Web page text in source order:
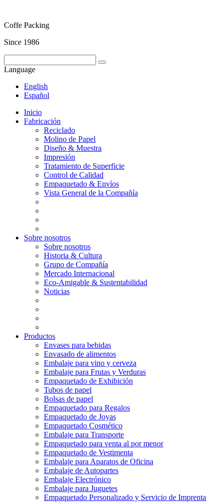
Coffe Packing
Since 1986
Language
English
Español
Inicio
Fabricación
Reciclado
Molino de Papel
Diseño & Muestra
Impresión
Tratamiento de Superficie
Control de Calidad
Empaquetado & Envíos
Vista General de la Compañía
Sobre nosotros
Sobre nosotros
Historia & Cultura
Grupo de Compañía
Mercado Internacional
Eco-Amigable & Sustentabilidad
Noticias
Productos
Envases para bebidas
Envasado de alimentos
Embalaje para vino y cerveza
Embalaje para Frutas y Verduras
Empaquetado de Exhibición
Tubos de papel
Bolsas de papel
Empaquetado para Regalos
Empaquetado de Joyas
Empaquetado Cosmético
Embalaje para Transporte
Empaquetado para venta al por menor
Empaquetado de Vestimenta
Embalaje para Aparatos de Oficina
Embalaje de Autopartes
Embalaje Electrónico
Embalaje para Juguetes
Empaquetado Personalizado y Servicio de Imprenta